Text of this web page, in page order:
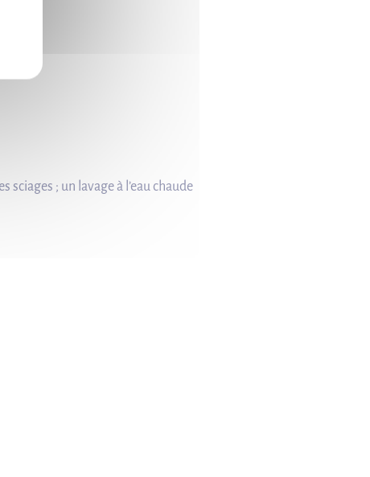
; un lavage à l’eau chaude